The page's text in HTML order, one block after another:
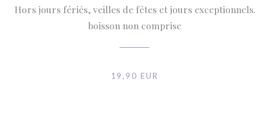
Hors jours fériés, veilles de fêtes et jours exceptionnels.
boisson non comprise
19,90 EUR